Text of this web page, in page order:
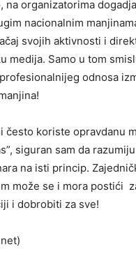
na organizatorima
nacionalnim
svojih aktivnosti i
medija. Samo u tom
odnosa
često koriste opravdanu
siguran sam da
na isti princip.
može se i mora postići
i dobrobiti za sve!